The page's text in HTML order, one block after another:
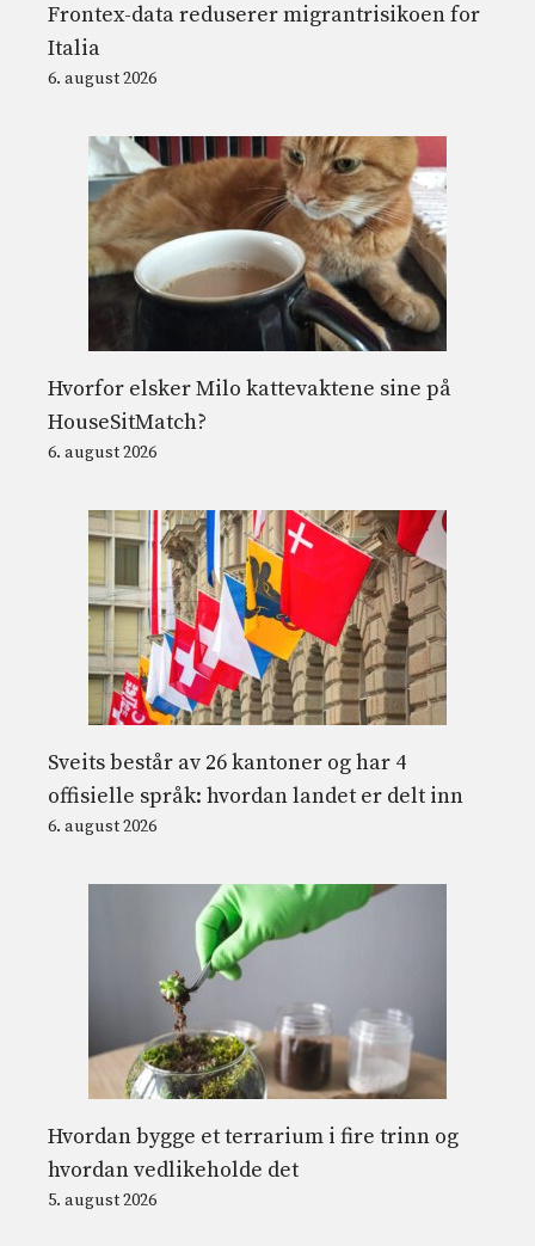
Frontex-data reduserer migrantrisikoen for
Italia
6. august 2026
Hvorfor elsker Milo kattevaktene sine på
HouseSitMatch?
6. august 2026
Sveits består av 26 kantoner og har 4
offisielle språk: hvordan landet er delt inn
6. august 2026
Hvordan bygge et terrarium i fire trinn og
hvordan vedlikeholde det
5. august 2026